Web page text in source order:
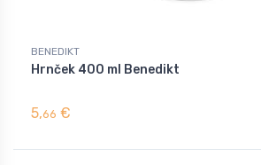
BENEDIKT
Hrnček 400 ml Benedikt
5,66 €